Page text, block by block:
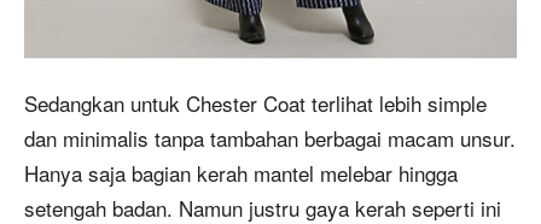
Sedangkan untuk Chester Coat terlihat lebih simple
dan minimalis tanpa tambahan berbagai macam unsur.
Hanya saja bagian kerah mantel melebar hingga
setengah badan. Namun justru gaya kerah seperti ini